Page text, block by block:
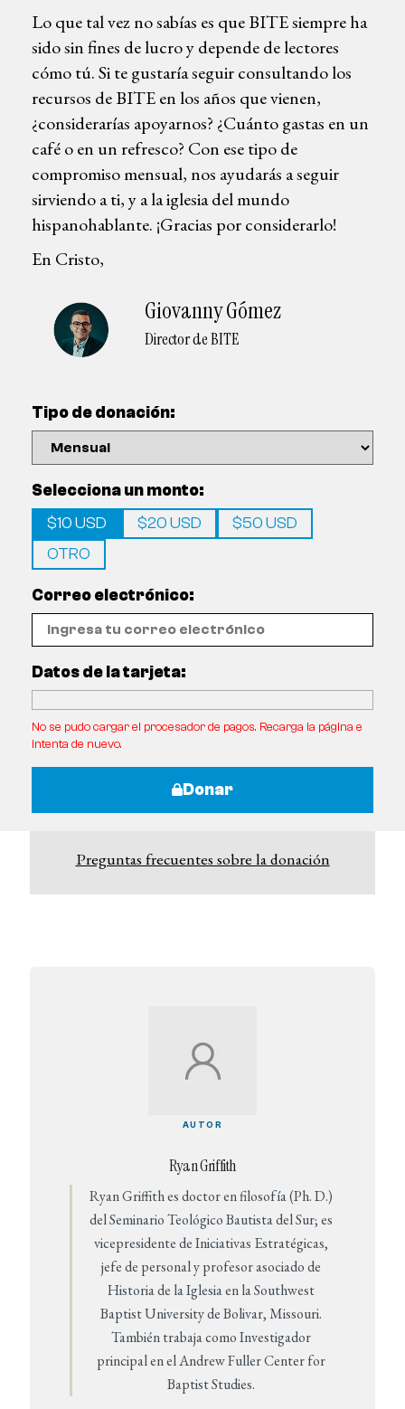
Lo que tal vez no sabías es que BITE siempre ha
sido sin fines de lucro y depende de lectores
cómo tú. Si te gustaría seguir consultando los
recursos de BITE en los años que vienen,
¿considerarías apoyarnos? ¿Cuánto gastas en un
café o en un refresco? Con ese tipo de
compromiso mensual, nos ayudarás a seguir
sirviendo a ti, y a la iglesia del mundo
hispanohablante. ¡Gracias por considerarlo!
En Cristo,
Giovanny Gómez
Director de BITE
Tipo de donación:
Selecciona un monto:
$10 USD
$20 USD
$50 USD
OTRO
Correo electrónico:
Datos de la tarjeta:
No se pudo cargar el procesador de pagos. Recarga la página e
intenta de nuevo.
Donar
Preguntas frecuentes sobre la donación
AUTOR
Ryan Griffith
Ryan Griffith es doctor en filosofía (Ph. D.)
del Seminario Teológico Bautista del Sur; es
vicepresidente de Iniciativas Estratégicas,
jefe de personal y profesor asociado de
Historia de la Iglesia en la Southwest
Baptist University de Bolivar, Missouri.
También trabaja como Investigador
principal en el Andrew Fuller Center for
Baptist Studies.